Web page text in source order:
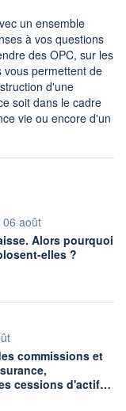
un ensemble
à vos questions
des OPC, sur les
vous permettent de
d'une
soit dans le cadre
vie ou encore d'un
par
06 août
Alors pourquoi
elles ?
commissions et
cessions d'actif…